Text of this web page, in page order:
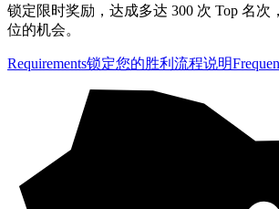
锁定限时奖励，达成多达 300 次 Top 名次
位的机会。
Requirements锁定您的胜利 流程说明